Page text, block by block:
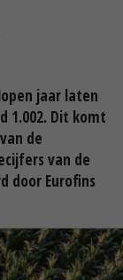
jaar laten
1.002. Dit komt
de
van de
door Eurofins